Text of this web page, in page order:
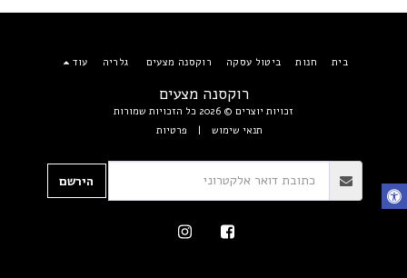
רוקסנה מצעים
זכויות יוצרים © 2026 כל הזכויות שמורות
תנאי שימוש | פרטיות
בית חנות ביטול עסקה רוקסנה מצעים גלריה עוד
הירשם